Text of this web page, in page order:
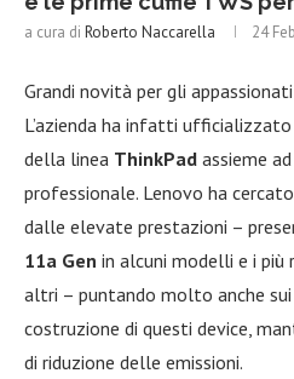
a cura di Roberto Naccarella 24
Grandi novità per gli
L’azienda ha infatti
della linea ThinkPad assieme
professionale. Lenovo ha
dalle elevate prestazioni –
11a Gen in alcuni modelli e i più
altri – puntando molto anche
costruzione di questi device,
di riduzione delle emissioni.